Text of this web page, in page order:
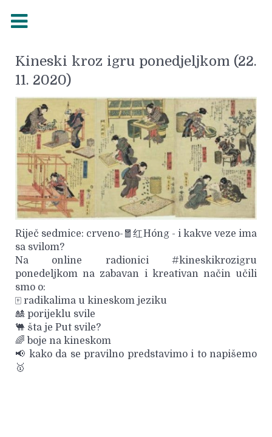
Kineski kroz igru ponedjeljkom (22.
11. 2020)
Riječ sedmice: crveno-🧧红Hóng - i kakve veze ima
sa svilom?
Na online radionici #kineskikrozigru
ponedeljkom na zabavan i kreativan način učili
smo o:
🀄️ radikalima u kineskom jeziku
🎎 porijeklu svile
🐫 šta je Put svile?
🌈 boje na kineskom
📢 kako da se pravilno predstavimo i to napišemo
🥇